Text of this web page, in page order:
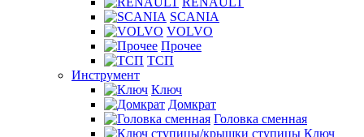
SCANIA
VOLVO
Прочее
ТСП
Инструмент
Ключ
Домкрат
Головка сменная
Ключ